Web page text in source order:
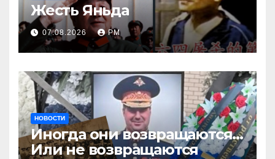
Жесть Яньда
07.08.2026 РМ
НОВОСТИ
Иногда они возвращаются…
Или не возвращаются